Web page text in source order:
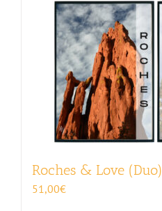
Roches & Love (Duo)
51,00€